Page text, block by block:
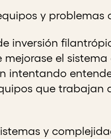
y
inversión
el
intentando
que trabajan
y